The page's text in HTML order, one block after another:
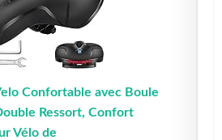
Confortable avec Boule
Ressort, Confort
Vélo de